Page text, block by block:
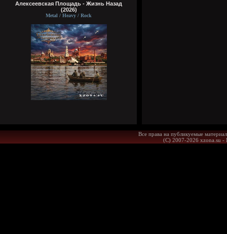
Алексеевская Площадь - Жизнь Назад
(2026)
Metal / Heavy / Rock
Все права на публикуемые
(С) 2007-2026 xzona.su -